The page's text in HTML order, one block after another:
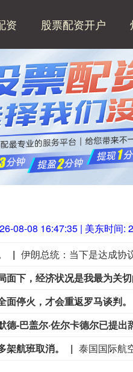
资 股票配资开户
08-08 16:47:37 | 美东时间:
伊朗总统：当下是达成协
下，经济状况是我最为关切
停火，才会重返罗马谈判。
航班取消。